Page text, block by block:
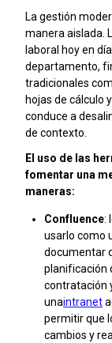
La gestión
manera aislada.
laboral hoy en
departamento,
tradicionales
hojas de cálculo
conduce a
de contexto.
El uso de las
fomentar una
maneras:
Confluence:
usarlo como
documentar
planificación
contratación
unaintranet
permitir que
cambios y